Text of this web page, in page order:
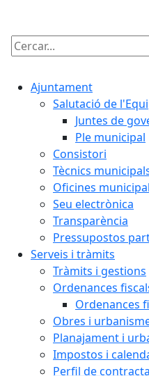
Cercar:
Ajuntament
Salutació de
Juntes de
Ple municipal
Consistori
Tècnics
Oficines
Seu electrònica
Transparència
Pressupostos
Serveis i tràmits
Tràmits i gestions
Ordenances
Ordenances
Obres i
Planajament i
Impostos i
Perfil de